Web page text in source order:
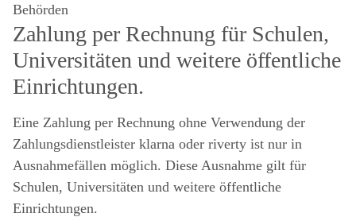
Behörden
Zahlung per Rechnung für Schulen,
Universitäten und weitere öffentliche
Einrichtungen.
Eine Zahlung per Rechnung ohne Verwendung der
Zahlungsdienstleister klarna oder riverty ist nur in
Ausnahmefällen möglich. Diese Ausnahme gilt für
Schulen, Universitäten und weitere öffentliche
Einrichtungen.